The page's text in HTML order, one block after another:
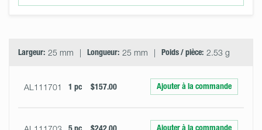
Largeur: 25 mm Longueur: 25 mm Poids / pièce: 2.53 g
AL111701 1 pc $157.00 Ajouter à la commande
Ajouter à la commande